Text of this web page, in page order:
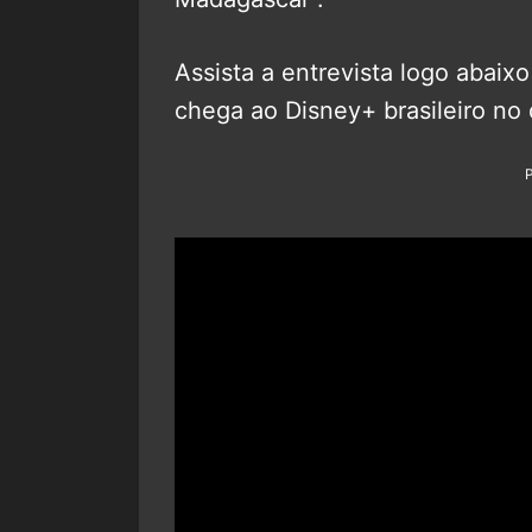
Assista a entrevista logo
chega ao Disney+ brasileiro no